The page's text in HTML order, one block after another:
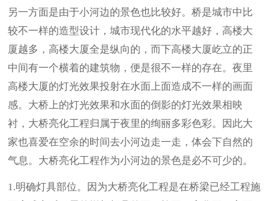
另一方面是由于小河边的景色也比较好。桥是城市中比
较不一样的造型设计，城市现代化的水平越好，高楼大
厦越多，高楼大厦全是纵向的，而下高楼大厦屹立的正
中间有一个横着的建筑物，便是很不一样的存在。夜里
高楼大厦的灯光效果投射在水面上面造成不一样的画面
感。大桥上的灯光效果和水面的倒影的灯光效果相映
衬，大桥亮化工程归属于夜里的绚丽多彩色彩。因此大
家也喜爱在空余的时间去小河边走一走，体会下自然的
气息。大桥亮化工程作为小河边的景色是必不可少的。
1.明确灯具部位。因为大桥亮化工程是在桥梁已经工程施